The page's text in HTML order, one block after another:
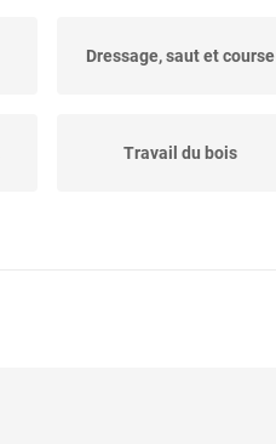
Dressage, saut et course
Travail du bois